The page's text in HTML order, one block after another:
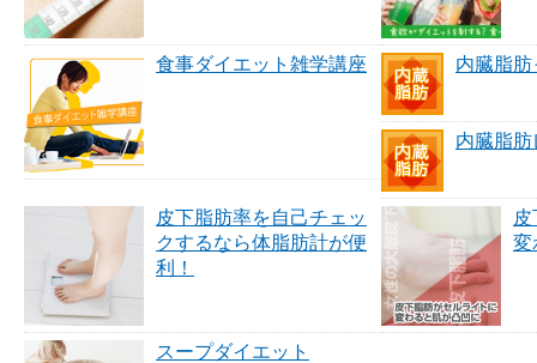
食事ダイエット雑学講座 内臓脂
内臓脂
皮下脂肪率を自己チェッ
クするなら体脂肪計が便
利！
変
スープダイエット